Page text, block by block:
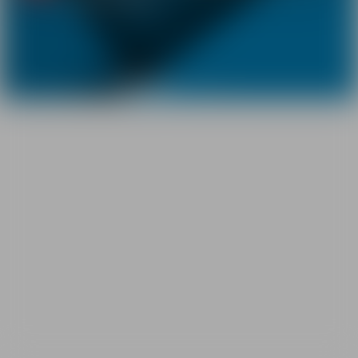
Previous
Next